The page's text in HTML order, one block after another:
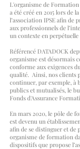
L'organisme de Formation
a été créé en 2015 lors de
l’association IPSE afin de
aux professionnels de
un contexte en
Référencé DATADOCK
organisme est désormais
conforme aux exigences
qualité. Ainsi, nos clients
continuer, par exemple, à
publics et mutualisés, le
Fonds d'Assurance
En mars 2020, le pôle de
est devenu un
afin de se distinguer et
organisme de formation
dispositifs que propose